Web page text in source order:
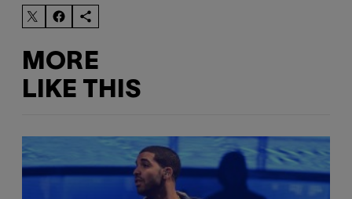
MORE
LIKE THIS